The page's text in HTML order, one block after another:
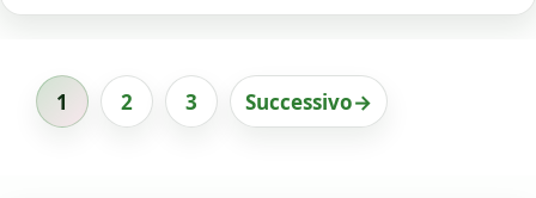
Pagina
1 Pagina
2 Pagina
3 Successivo→